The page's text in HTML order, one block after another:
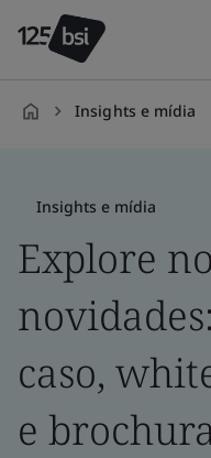
Insights e mídia
Insights e mídia
Explore
caso,
e